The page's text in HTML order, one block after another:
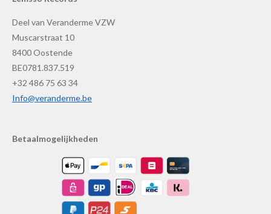
Deel van Veranderme VZW
Muscarstraat 10
8400 Oostende
BE0781.837.519
+32 486 75 63 34
Info@veranderme.be
Betaalmogelijkheden